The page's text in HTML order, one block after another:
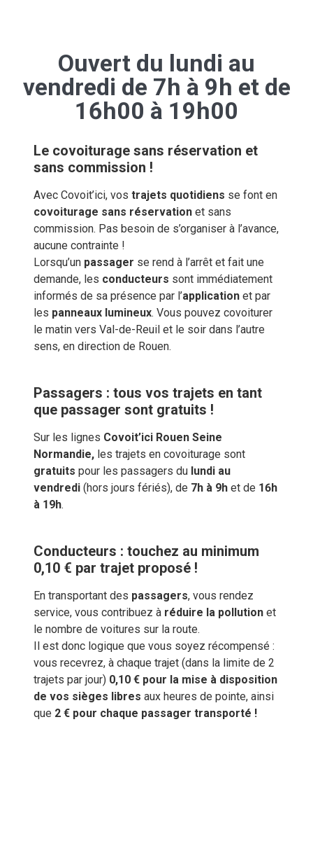
Ouvert du lundi au
vendredi de 7h à 9h et de
16h00 à 19h00
Le covoiturage sans réservation et
sans commission !
Avec Covoit’ici, vos trajets quotidiens se font en
covoiturage sans réservationet sans
commission. Pas besoin de s’organiser à l’avance,
aucune contrainte !
Lorsqu’un passager se rend à l’arrêt et fait une
demande, les conducteurs sont immédiatement
informés de sa présence par l’applicationet par
les panneaux lumineux. Vous pouvez covoiturer
le matin vers Val-de-Reuil et le soir dans l’autre
sens, en direction de Rouen.
Passagers : tous vos trajets en tant
que passager sont gratuits !
Sur les lignes Covoit’ici Rouen Seine
Normandie,les trajets en covoiturage sont
gratuits pour les passagers du lundi au
vendredi(hors jours fériés), de 7h à 9het de 16h
à 19h.
Conducteurs : touchez au minimum
0,10 € par trajet proposé !
En transportant des passagers, vous rendez
service, vous contribuez à réduire la pollutionet
le nombre de voitures sur la route.
Il est donc logique que vous soyez récompensé :
vous recevrez, à chaque trajet (dans la limite de 2
trajets par jour) 0,10 € pour la mise à disposition
de vos sièges libres aux heures de pointe, ainsi
que 2 € pour chaque passager transporté !